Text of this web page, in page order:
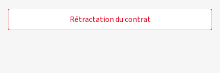
Rétractation du contrat